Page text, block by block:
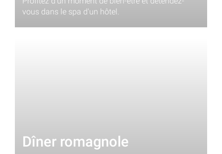
vous dans le spa d'un hôtel.
Dîner romagnole